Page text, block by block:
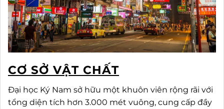
CƠ SỞ VẬT CHẤT
Đại học Ký Nam sở hữu một khuôn viên rộng rãi với
tổng diện tích hơn 3.000 mét vuông, cung cấp đầy